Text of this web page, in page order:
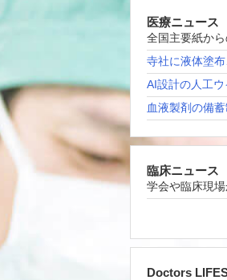
医療ニュース
全国主要紙から
寺社に液体塗
AI設計の人工
血液製剤の備
臨床ニュース
学会や臨床現
Doctors